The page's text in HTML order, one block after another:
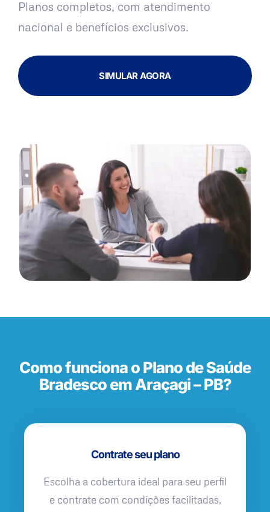
Planos completos, com atendimento
nacional e benefícios exclusivos.
SIMULAR AGORA
Como funciona o Plano de Saúde
Bradesco em Araçagi – PB?
Contrate seu plano
Escolha a cobertura ideal para seu perfil
e contrate com condições facilitadas.